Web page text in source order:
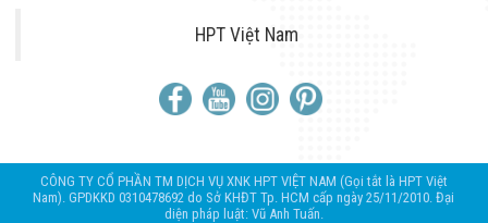
HPT Việt Nam
CÔNG TY CỔ PHẦN TM DỊCH VỤ XNK HPT VIỆT NAM (Gọi tắt là HPT Việt
Nam). GPDKKD 0310478692 do Sở KHĐT Tp. HCM cấp ngày 25/11/2010. Đại
diện pháp luật: Vũ Anh Tuấn.